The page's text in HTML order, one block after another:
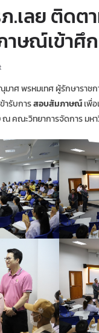
.เลย ติดต
าษณ์เข้าศึ
าศ พรหมเทศ ผู้รักษาราช
ารับการสอบสัมภาษณ์เพื่
ณ คณะวิทยาการจัดการ มห